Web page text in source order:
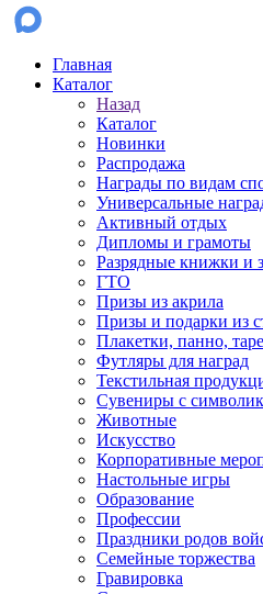
Главная
Каталог
Назад
Каталог
Новинки
Распродажа
Награды по видам
Универсальные
Активный отдых
Дипломы и грамоты
Разрядные книжки и
ГТО
Призы из акрила
Призы и подарки из
Плакетки, панно,
Футляры для наград
Текстильная
Сувениры с
Животные
Искусство
Корпоративные
Настольные игры
Образование
Профессии
Праздники родов
Семейные торжества
Гравировка